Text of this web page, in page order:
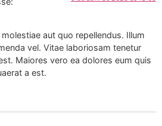
aut quo repellendus. Illum
vel. Vitae laboriosam tenetur
Maiores vero ea dolores eum quis
a est.